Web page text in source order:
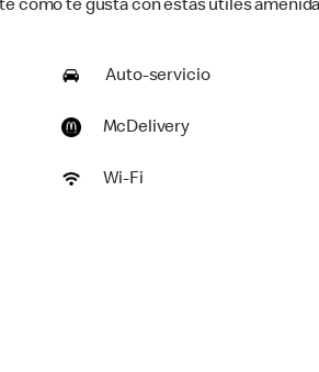
como te gusta con estas útiles
Auto-servicio
McDelivery
Wi-Fi